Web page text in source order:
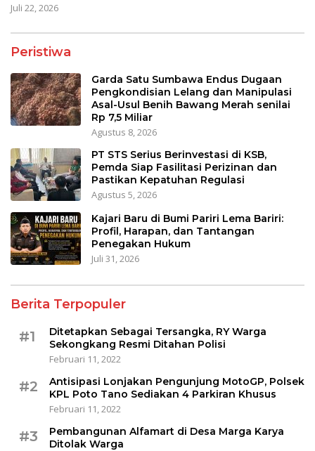
Juli 22, 2026
Peristiwa
Garda Satu Sumbawa Endus Dugaan
Pengkondisian Lelang dan Manipulasi
Asal-Usul Benih Bawang Merah senilai
Rp 7,5 Miliar
Agustus 8, 2026
PT STS Serius Berinvestasi di KSB,
Pemda Siap Fasilitasi Perizinan dan
Pastikan Kepatuhan Regulasi
Agustus 5, 2026
Kajari Baru di Bumi Pariri Lema Bariri:
Profil, Harapan, dan Tantangan
Penegakan Hukum
Juli 31, 2026
Berita Terpopuler
#1
Ditetapkan Sebagai Tersangka, RY Warga
Sekongkang Resmi Ditahan Polisi
Februari 11, 2022
#2
Antisipasi Lonjakan Pengunjung MotoGP, Polsek
KPL Poto Tano Sediakan 4 Parkiran Khusus
Februari 11, 2022
#3
Pembangunan Alfamart di Desa Marga Karya
Ditolak Warga